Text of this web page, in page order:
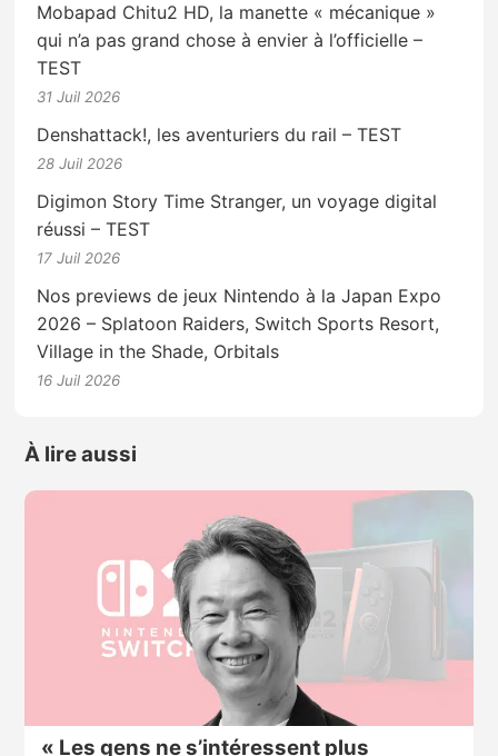
Mobapad Chitu2 HD, la manette « mécanique »
qui n’a pas grand chose à envier à l’officielle –
TEST
31 Juil 2026
Denshattack!, les aventuriers du rail – TEST
28 Juil 2026
Digimon Story Time Stranger, un voyage digital
réussi – TEST
17 Juil 2026
Nos previews de jeux Nintendo à la Japan Expo
2026 – Splatoon Raiders, Switch Sports Resort,
Village in the Shade, Orbitals
16 Juil 2026
À lire aussi
« Les gens ne s’intéressent plus